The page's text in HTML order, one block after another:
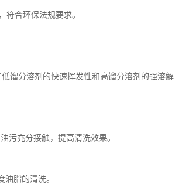
符合环保法规要求。
馏分溶剂的快速挥发性和高馏分溶剂的强溶解
污充分接触，提高清洗效果。
脂的清洗。